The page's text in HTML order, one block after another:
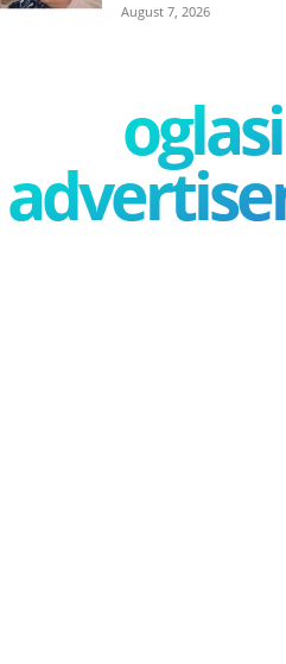
August 7, 2026